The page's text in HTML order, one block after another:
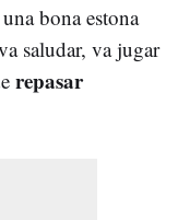
bona estona
saludar, va jugar
repasar